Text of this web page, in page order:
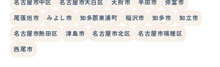
名古屋市中区 名古屋市天白区 大府市 半田市 弥富市
尾張旭市 みよし市 知多郡東浦町 稲沢市 知多市 知立市
名古屋市熱田区 津島市 名古屋市北区 名古屋市瑞穂区
西尾市